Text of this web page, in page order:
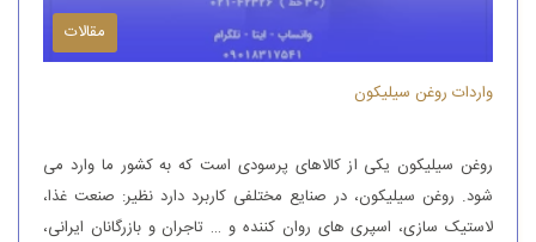
مقالات
واردات روغن سیلیکون
روغن سیلیکون یکی از کالاهای پرسودی است که به کشور ما وارد می
شود. روغن سیلیکون، در صنایع مختلفی کاربرد دارد نظیر: صنعت غذا،
لاستیک سازی، اسپری های روان کننده و … تاجران و بازرگانان ایرانی،